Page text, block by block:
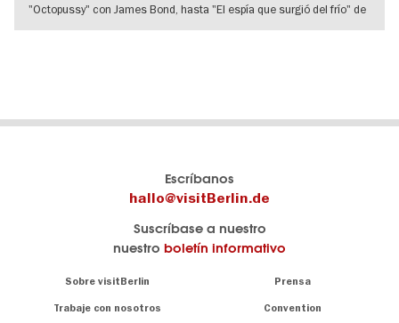
"Octopussy" con James Bond, hasta "El espía que surgió del frío" de
Escríbanos
hallo@visitBerlin.de
Suscríbase a nuestro
nuestro boletín informativo
Sobre visitBerlin Prensa
Trabaje con nosotros Convention
visitBerlin.de
Consejos